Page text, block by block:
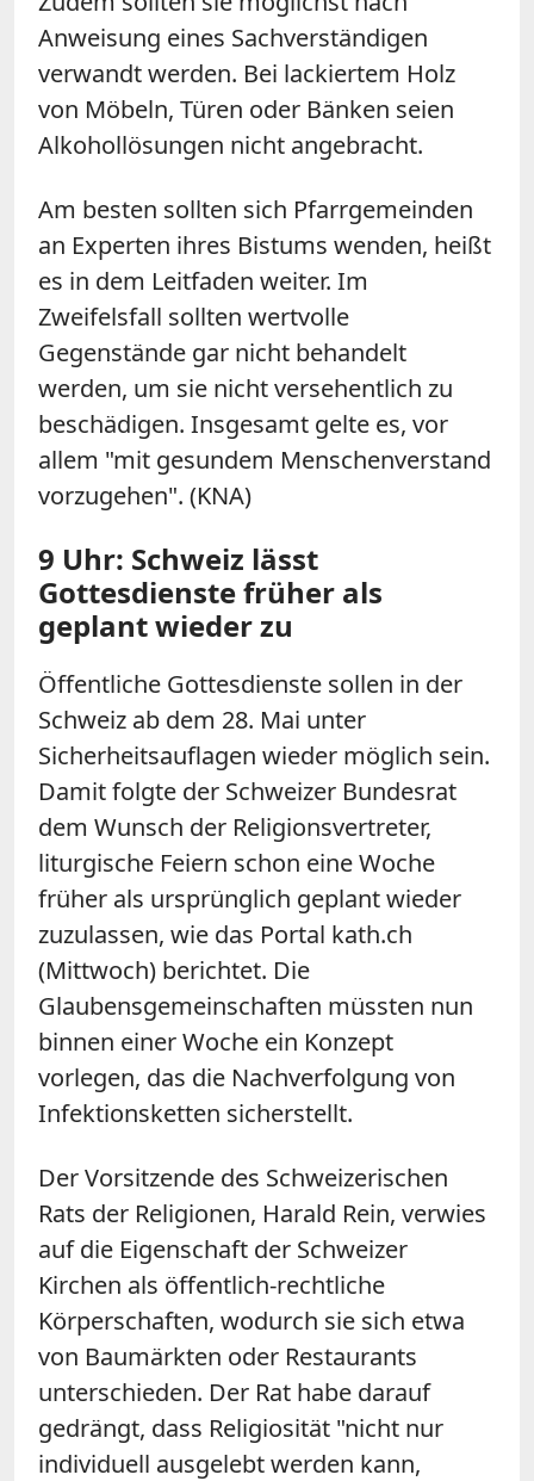
Anweisung eines Sachverständigen
verwandt werden. Bei lackiertem Holz
von Möbeln, Türen oder Bänken seien
Alkohollösungen nicht angebracht.
Am besten sollten sich Pfarrgemeinden
an Experten ihres Bistums wenden, heißt
es in dem Leitfaden weiter. Im
Zweifelsfall sollten wertvolle
Gegenstände gar nicht behandelt
werden, um sie nicht versehentlich zu
beschädigen. Insgesamt gelte es, vor
allem "mit gesundem Menschenverstand
vorzugehen". (KNA)
9 Uhr: Schweiz lässt
Gottesdienste früher als
geplant wieder zu
Öffentliche Gottesdienste sollen in der
Schweiz ab dem 28. Mai unter
Sicherheitsauflagen wieder möglich sein.
Damit folgte der Schweizer Bundesrat
dem Wunsch der Religionsvertreter,
liturgische Feiern schon eine Woche
früher als ursprünglich geplant wieder
zuzulassen, wie das Portal kath.ch
(Mittwoch) berichtet. Die
Glaubensgemeinschaften müssten nun
binnen einer Woche ein Konzept
vorlegen, das die Nachverfolgung von
Infektionsketten sicherstellt.
Der Vorsitzende des Schweizerischen
Rats der Religionen, Harald Rein, verwies
auf die Eigenschaft der Schweizer
Kirchen als öffentlich-rechtliche
Körperschaften, wodurch sie sich etwa
von Baumärkten oder Restaurants
unterschieden. Der Rat habe darauf
gedrängt, dass Religiosität "nicht nur
individuell ausgelebt werden kann,